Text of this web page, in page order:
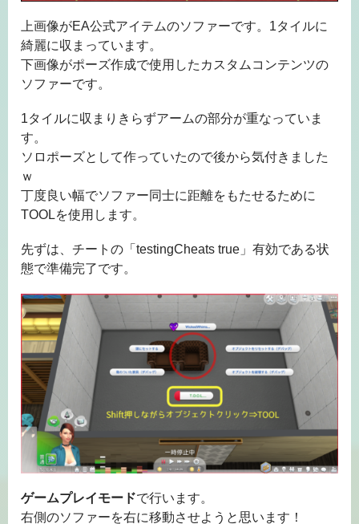
上画像がEA公式アイテムのソファーです。1タイルに
綺麗に収まっています。
下画像がポーズ作成で使用したカスタムコンテンツの
ソファーです。
1タイルに収まりきらずアームの部分が重なっていま
す。
ソロポーズとして作っていたので後から気付きました
ｗ
丁度良い幅でソファー同士に距離をもたせるために
TOOLを使用します。
先ずは、チートの「testingCheats true」有効である状
態で準備完了です。
ゲームプレイモードで行います。
右側のソファーを右に移動させようと思います！